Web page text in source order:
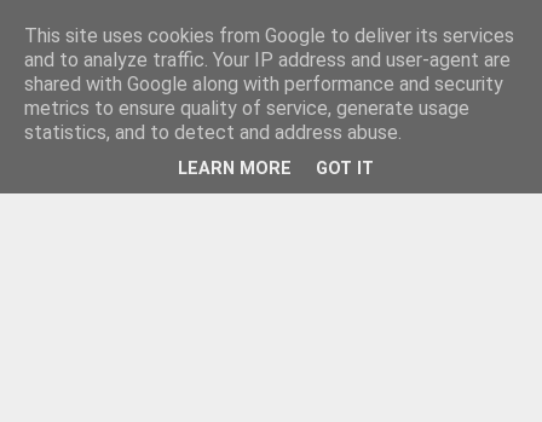
This site uses cookies from Google to deliver its services
and to analyze traffic. Your IP address and user-agent are
shared with Google along with performance and security
metrics to ensure quality of service, generate usage
statistics, and to detect and address abuse.
LEARN MORE GOT IT